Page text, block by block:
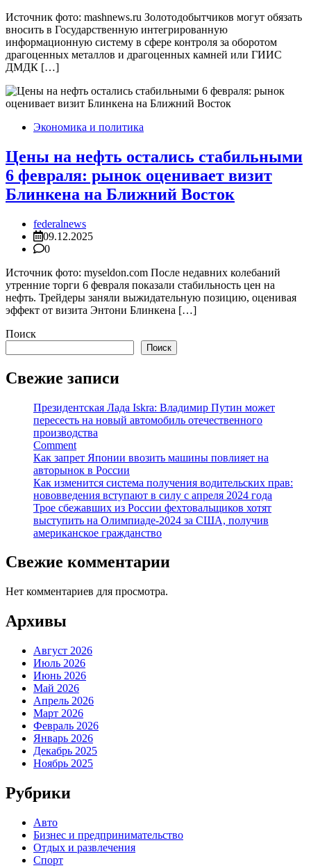
Источник фото: mashnews.ru Золотодобытчиков могут обязать
вносить в Государственную интегрированную
информационную систему в сфере контроля за оборотом
драгоценных металлов и драгоценных камней или ГИИС
ДМДК […]
Экономика и политика
Цены на нефть остались стабильными
6 февраля: рынок оценивает визит
Блинкена на Ближний Восток
federalnews
09.12.2025
0
Источник фото: myseldon.com После недавних колебаний
утренние торги 6 февраля показали стабильность цен на
нефть. Трейдеры заняли выжидательную позицию, оценивая
эффект от визита Энтони Блинкена […]
Поиск
Поиск
Свежие записи
Президентская Лада Iskra: Владимир Путин может
пересесть на новый автомобиль отечественного
производства
Comment
Как запрет Японии ввозить машины повлияет на
авторынок в России
Как изменится система получения водительских прав:
нововведения вступают в силу с апреля 2024 года
Трое сбежавших из России фехтовальщиков хотят
выступить на Олимпиаде-2024 за США, получив
американское гражданство
Свежие комментарии
Нет комментариев для просмотра.
Архивы
Август 2026
Июль 2026
Июнь 2026
Май 2026
Апрель 2026
Март 2026
Февраль 2026
Январь 2026
Декабрь 2025
Ноябрь 2025
Рубрики
Авто
Бизнес и предпринимательство
Отдых и развлечения
Спорт